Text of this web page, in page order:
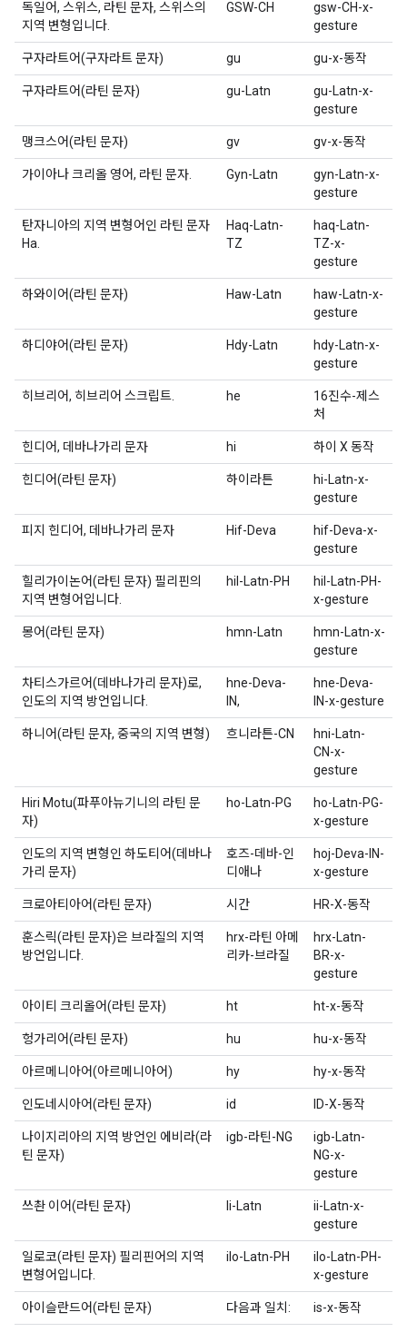
독일어, 스위스, 라틴 문자, 스위스의
지역 변형입니다.
GSW-CH
gsw-CH-x-
gesture
구자라트어(구자라트 문자) gu gu-x-동작
구자라트어(라틴 문자) gu-Latn
gu-Latn-x-
gesture
맹크스어(라틴 문자) gv gv-x-동작
가이아나 크리올 영어, 라틴 문자. Gyn-Latn
gyn-Latn-x-
gesture
탄자니아의 지역 변형어인 라틴 문자
Ha.
Haq-Latn-
TZ
haq-Latn-
TZ-x-
gesture
하와이어(라틴 문자) Haw-Latn
haw-Latn-x-
gesture
하디야어(라틴 문자) Hdy-Latn
hdy-Latn-x-
gesture
히브리어, 히브리어 스크립트. he
16진수-제스
처
힌디어, 데바나가리 문자 hi 하이 X 동작
힌디어(라틴 문자) 하이라튼
hi-Latn-x-
gesture
피지 힌디어, 데바나가리 문자 Hif-Deva
hif-Deva-x-
gesture
힐리가이논어(라틴 문자) 필리핀의
지역 변형어입니다.
hil-Latn-PH
hil-Latn-PH-
x-gesture
몽어(라틴 문자) hmn-Latn
hmn-Latn-x-
gesture
차티스가르어(데바나가리 문자)로,
인도의 지역 방언입니다.
hne-Deva-
IN,
hne-Deva-
IN-x-gesture
하니어(라틴 문자, 중국의 지역 변형) 흐니라튼-CN
hni-Latn-
CN-x-
gesture
Hiri Motu(파푸아뉴기니의 라틴 문
자)
ho-Latn-PG
ho-Latn-PG-
x-gesture
인도의 지역 변형인 하도티어(데바나
가리 문자)
호즈-데바-인
디애나
hoj-Deva-IN-
x-gesture
크로아티아어(라틴 문자) 시간 HR-X-동작
훈스릭(라틴 문자)은 브라질의 지역
방언입니다.
hrx-라틴 아메
리카-브라질
hrx-Latn-
BR-x-
gesture
아이티 크리올어(라틴 문자) ht ht-x-동작
헝가리어(라틴 문자) hu hu-x-동작
아르메니아어(아르메니아어) hy hy-x-동작
인도네시아어(라틴 문자) id ID-X-동작
나이지리아의 지역 방언인 에비라(라
틴 문자)
igb-라틴-NG
igb-Latn-
NG-x-
gesture
쓰촨 이어(라틴 문자) Ii-Latn
ii-Latn-x-
gesture
일로코(라틴 문자) 필리핀어의 지역
변형어입니다.
ilo-Latn-PH
ilo-Latn-PH-
x-gesture
아이슬란드어(라틴 문자) 다음과 일치: is-x-동작